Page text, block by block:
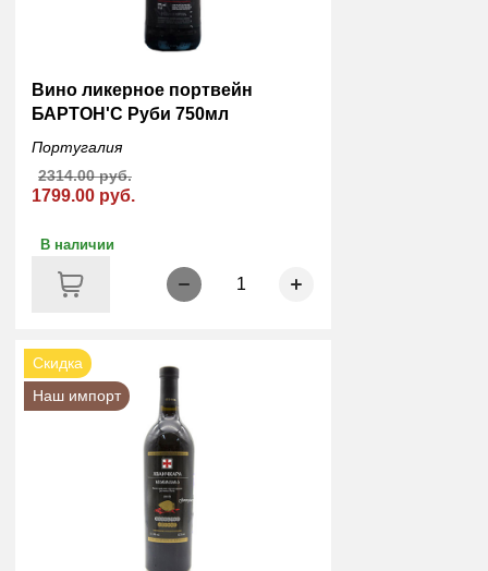
Вино ликерное портвейн
БАРТОН'С Руби 750мл
Португалия
1799.00 руб.
2314.00 руб.
В наличии
1
Скидка
Наш импорт